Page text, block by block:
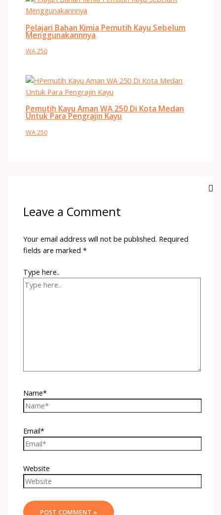
Pelajari Bahan Kimia Pemutih Kayu Sebelum
Menggunakannnya
WA 250
Pemutih Kayu Aman WA 250 Di Kota Medan
Untuk Para Pengrajin Kayu
WA 250
Leave a Comment
Your email address will not be published. Required
fields are marked*
Type here..
Name*
Email*
Website